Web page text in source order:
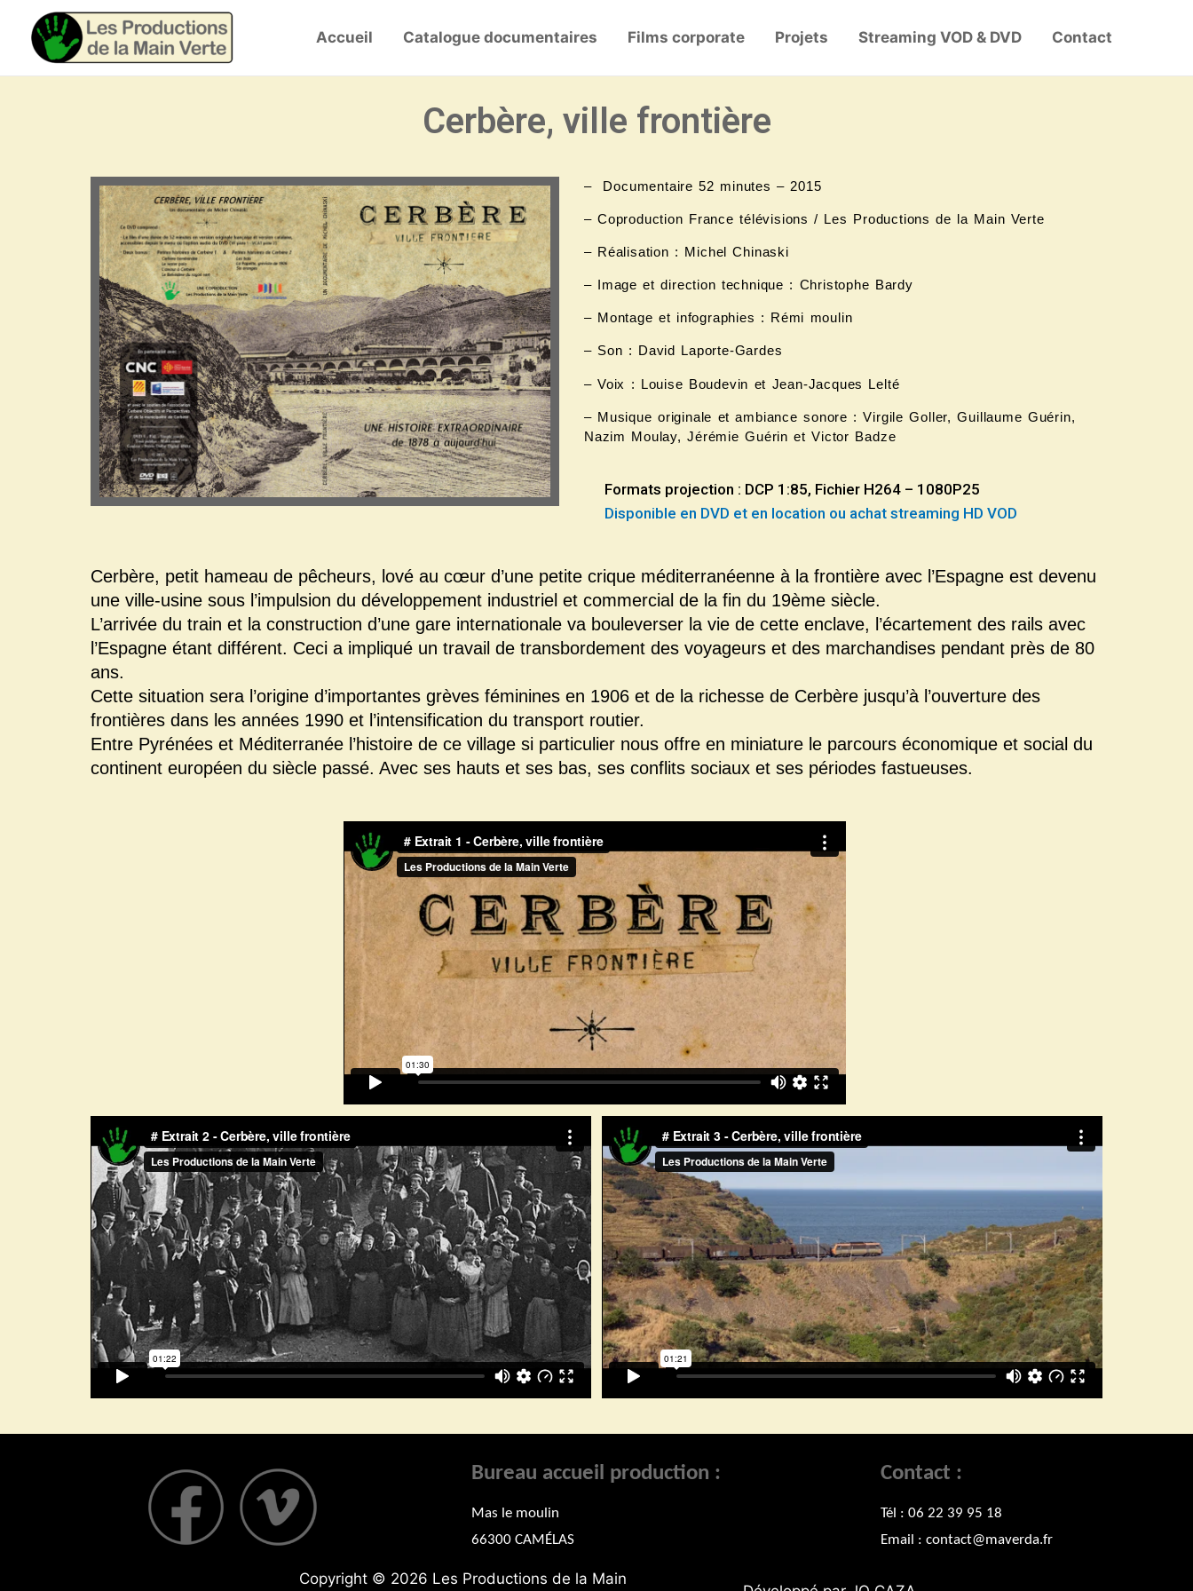
Accueil Catalogue documentaires Films corporate Projets Streaming VOD & DVD Contact
Cerbère, ville frontière
– Documentaire 52 minutes – 2015
– Coproduction France télévisions / Les Productions de la Main Verte
– Réalisation : Michel Chinaski
– Image et direction technique : Christophe Bardy
– Montage et infographies : Rémi moulin
– Son : David Laporte-Gardes
– Voix : Louise Boudevin et Jean-Jacques Lelté
– Musique originale et ambiance sonore : Virgile Goller, Guillaume Guérin,
Nazim Moulay, Jérémie Guérin et Victor Badze
Formats projection : DCP 1:85, Fichier H264 – 1080P25
Disponible en DVD et en location ou achat streaming HD VOD
Cerbère, petit hameau de pêcheurs, lové au cœur d’une petite crique méditerranéenne à la frontière avec l’Espagne est devenu
une ville-usine sous l’impulsion du développement industriel et commercial de la fin du 19ème siècle.
L’arrivée du train et la construction d’une gare internationale va bouleverser la vie de cette enclave, l’écartement des rails avec
l’Espagne étant différent. Ceci a impliqué un travail de transbordement des voyageurs et des marchandises pendant près de 80
ans.
Cette situation sera l’origine d’importantes grèves féminines en 1906 et de la richesse de Cerbère jusqu’à l’ouverture des
frontières dans les années 1990 et l’intensification du transport routier.
Entre Pyrénées et Méditerranée l’histoire de ce village si particulier nous offre en miniature le parcours économique et social du
continent européen du siècle passé. Avec ses hauts et ses bas, ses conflits sociaux et ses périodes fastueuses.
Bureau accueil production :
Mas le moulin
66300 CAMÉLAS
Contact :
Tél : 06 22 39 95 18
Email : contact@maverda.fr
Copyright © 2026 Les Productions de la Main